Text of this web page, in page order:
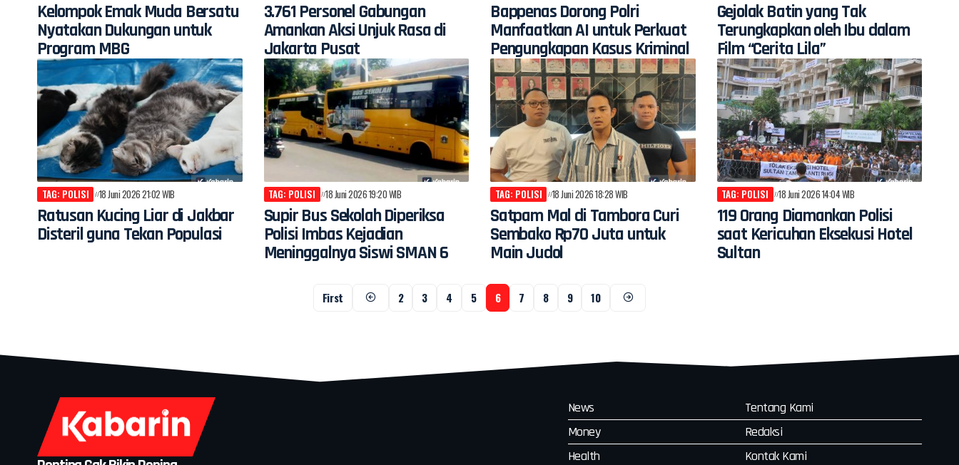
Kelompok Emak Muda Bersatu
Nyatakan Dukungan untuk
Program MBG
3.761 Personel Gabungan
Amankan Aksi Unjuk Rasa di
Jakarta Pusat
Bappenas Dorong Polri
Manfaatkan AI untuk Perkuat
Pengungkapan Kasus Kriminal
Gejolak Batin yang Tak
Terungkapkan oleh Ibu dalam
Film “Cerita Lila”
TAG: POLISI 18 Juni 2026 21:02 WIB
Ratusan Kucing Liar di Jakbar
Disteril guna Tekan Populasi
TAG: POLISI 18 Juni 2026 19:20 WIB
Supir Bus Sekolah Diperiksa
Polisi Imbas Kejadian
Meninggalnya Siswi SMAN 6
TAG: POLISI 18 Juni 2026 18:28 WIB
Satpam Mal di Tambora Curi
Sembako Rp70 Juta untuk
Main Judol
TAG: POLISI 18 Juni 2026 14:04 WIB
119 Orang Diamankan Polisi
saat Kericuhan Eksekusi Hotel
Sultan
First 2 3 4 5 6 7 8 9 10
News
Money
Health
Tentang Kami
Redaksi
Kontak Kami